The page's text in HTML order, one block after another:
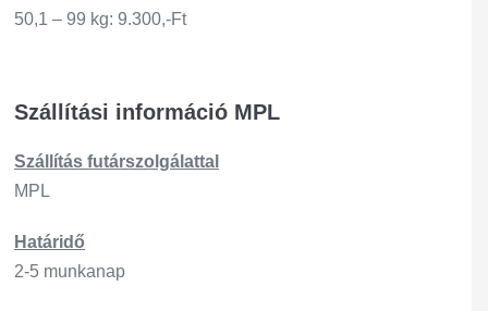
50,1 – 99 kg: 9.300,-Ft
Szállítási információ MPL
Szállítás futárszo lgálattal
MPL
Határidő
2-5 munkanap